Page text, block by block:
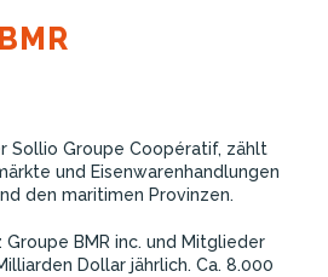
BMR
Sollio Groupe Coopératif, zählt
und Eisenwarenhandlungen
den maritimen Provinzen.
BMR inc. und Mitglieder
Dollar jährlich. Ca. 8.000